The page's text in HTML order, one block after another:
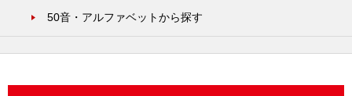
50音・アルファベットから探す